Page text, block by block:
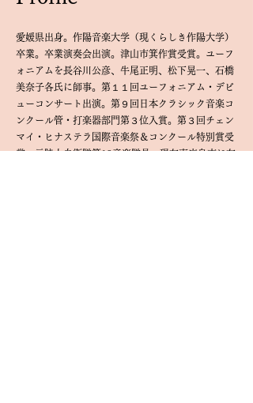
愛媛県出身。作陽音楽大学（現くらしき作陽大学）
卒業。卒業演奏会出演。津山市箕作賞受賞。ユーフ
ォニアムを長谷川公彦、牛尾正明、松下晃一、石橋
美奈子各氏に師事。第１１回ユーフォニアム・デビ
ューコンサート出演。第９回日本クラシック音楽コ
ンクール管・打楽器部門第３位入賞。第３回チェン
マイ・ヒナステラ国際音楽祭＆コンクール特別賞受
賞。元陸上自衛隊第13音楽隊員。現在東広島市に在